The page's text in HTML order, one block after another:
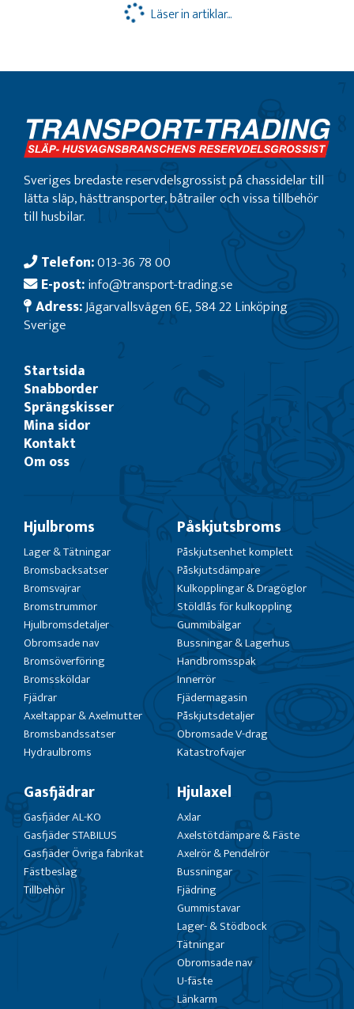
Läser in artiklar...
Sveriges bredaste reservdelsgrossist på chassidelar till
lätta släp, hästtransporter, båtrailer och vissa tillbehör
till husbilar.
Telefon:013-36 78 00
E-post:info@transport-trading.se
Adress:Jägarvallsvägen 6E, 584 22 Linköping
Sverige
Startsida
Snabborder
Sprängskisser
Mina sidor
Kontakt
Om oss
Hjulbroms
Lager & Tätningar
Bromsbacksatser
Bromsvajrar
Bromstrummor
Hjulbromsdetaljer
Obromsade nav
Bromsöverföring
Bromssköldar
Fjädrar
Axeltappar & Axelmutter
Bromsbandssatser
Hydraulbroms
Påskjutsbroms
Påskjutsenhet komplett
Påskjutsdämpare
Kulkopplingar & Dragöglor
Stöldlås för kulkoppling
Gummibälgar
Bussningar & Lagerhus
Handbromsspak
Innerrör
Fjädermagasin
Påskjutsdetaljer
Obromsade V-drag
Katastrofvajer
Gasfjädrar
Gasfjäder AL-KO
Gasfjäder STABILUS
Gasfjäder Övriga fabrikat
Fästbeslag
Tillbehör
Hjulaxel
Axlar
Axelstötdämpare & Fäste
Axelrör & Pendelrör
Bussningar
Fjädring
Gummistavar
Lager- & Stödbock
Tätningar
Obromsade nav
U-fäste
Länkarm